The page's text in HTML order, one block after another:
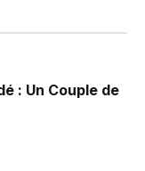
: Un Couple de